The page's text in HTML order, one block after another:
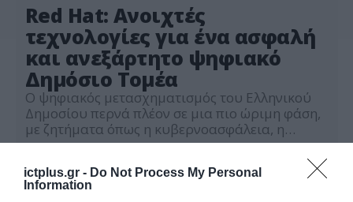
ictplus.gr - Do Not Process My Personal
Information
Red Hat: Ανοιχτές
τεχνολογίες για ένα ασφαλή
και ανεξάρτητο ψηφιακό
Δημόσιο Τομέα
Ο ψηφιακός μετασχηματισμός του Ελληνικού
Δημοσίου περνά πλέον σε μια πιο ώριμη φάση,
με ζητήματα όπως η κυβερνοασφάλεια, η
ψηφιακή κυριαρχία, το hybrid cloud και η
επίκεντρο των σχεδιασμών. Σε αυτό το
περιβάλλον, οι τεχνολογίες ανοιχτού κώδικα